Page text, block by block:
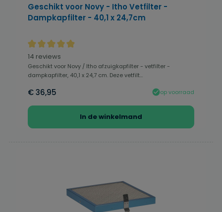
Geschikt voor Novy - Itho Vetfilter -
Dampkapfilter - 40,1 x 24,7cm
Gemiddelde waardering van 4.93 van 5 sterren
14 reviews
Geschikt voor Novy / Itho afzuigkapfilter - vetfilter -
dampkapfilter, 40,1 x 24,7 cm. Deze vetfilt...
€ 36,95 op voorraad
In de winkelmand